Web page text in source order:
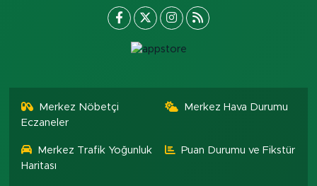
Merkez Nöbetçi
Eczaneler
Merkez Hava Durumu
Merkez Trafik Yoğunluk
Haritası
Puan Durumu ve Fikstür